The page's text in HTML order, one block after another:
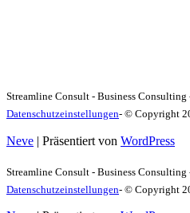
Streamline Consult - Business Consulting
Datenschutzeinstellungen- © Copyright
Neve | Präsentiert von WordPress
Streamline Consult - Business Consulting
Datenschutzeinstellungen- © Copyright